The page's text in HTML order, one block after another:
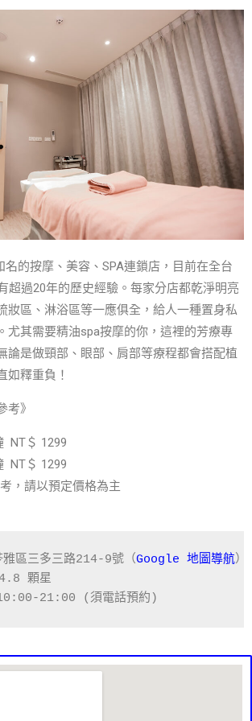
名的按摩、美容、 SPA連鎖店，目前在全台
超過20年的歷史經驗。每家分店都乾淨明亮
妝區、淋浴區等一應俱全，給人一種置身私
尤其需要精油spa按摩的你，這裡的芳療專
論是做頸部、眼部、肩部等療程都會搭配植
如釋重負！
考》
NT＄ 1299
NT＄ 1299
，請以預定價格為主
區三多三路214-9號（Google 地圖導航）
顆星
21:00 (須電話預約)